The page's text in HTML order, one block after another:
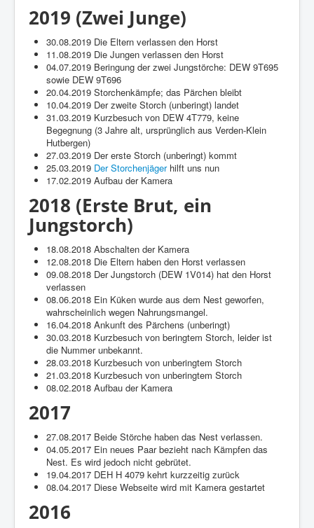
2019 (Zwei Junge)
30.08.2019 Die Eltern verlassen den Horst
11.08.2019 Die Jungen verlassen den Horst
04.07.2019 Beringung der zwei Jungstörche: DEW 9T695
sowie DEW 9T696
20.04.2019 Storchenkämpfe; das Pärchen bleibt
10.04.2019 Der zweite Storch (unberingt) landet
31.03.2019 Kurzbesuch von DEW 4T779, keine
Begegnung (3 Jahre alt, ursprünglich aus Verden-Klein
Hutbergen)
27.03.2019 Der erste Storch (unberingt) kommt
25.03.2019 Der Storchenjägerhilft uns nun
17.02.2019 Aufbau der Kamera
2018 (Erste Brut, ein
Jungstorch)
18.08.2018 Abschalten der Kamera
12.08.2018 Die Eltern haben den Horst verlassen
09.08.2018 Der Jungstorch (DEW 1V014) hat den Horst
verlassen
08.06.2018 Ein Küken wurde aus dem Nest geworfen,
wahrscheinlich wegen Nahrungsmangel.
16.04.2018 Ankunft des Pärchens (unberingt)
30.03.2018 Kurzbesuch von beringtem Storch, leider ist
die Nummer unbekannt.
28.03.2018 Kurzbesuch von unberingtem Storch
21.03.2018 Kurzbesuch von unberingtem Storch
08.02.2018 Aufbau der Kamera
2017
27.08.2017 Beide Störche haben das Nest verlassen.
04.05.2017 Ein neues Paar bezieht nach Kämpfen das
Nest. Es wird jedoch nicht gebrütet.
19.04.2017 DEH H 4079 kehrt kurzzeitig zurück
08.04.2017 Diese Webseite wird mit Kamera gestartet
2016